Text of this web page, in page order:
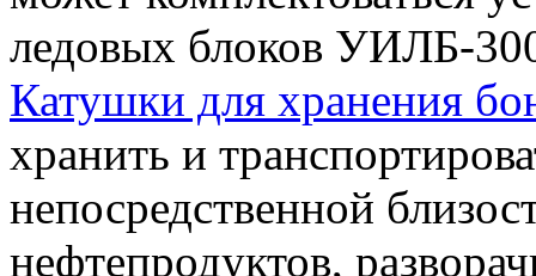
ледовых блоков УИЛБ-
Катушки для хранения
хранить и
непосредственной
нефтепродуктов,